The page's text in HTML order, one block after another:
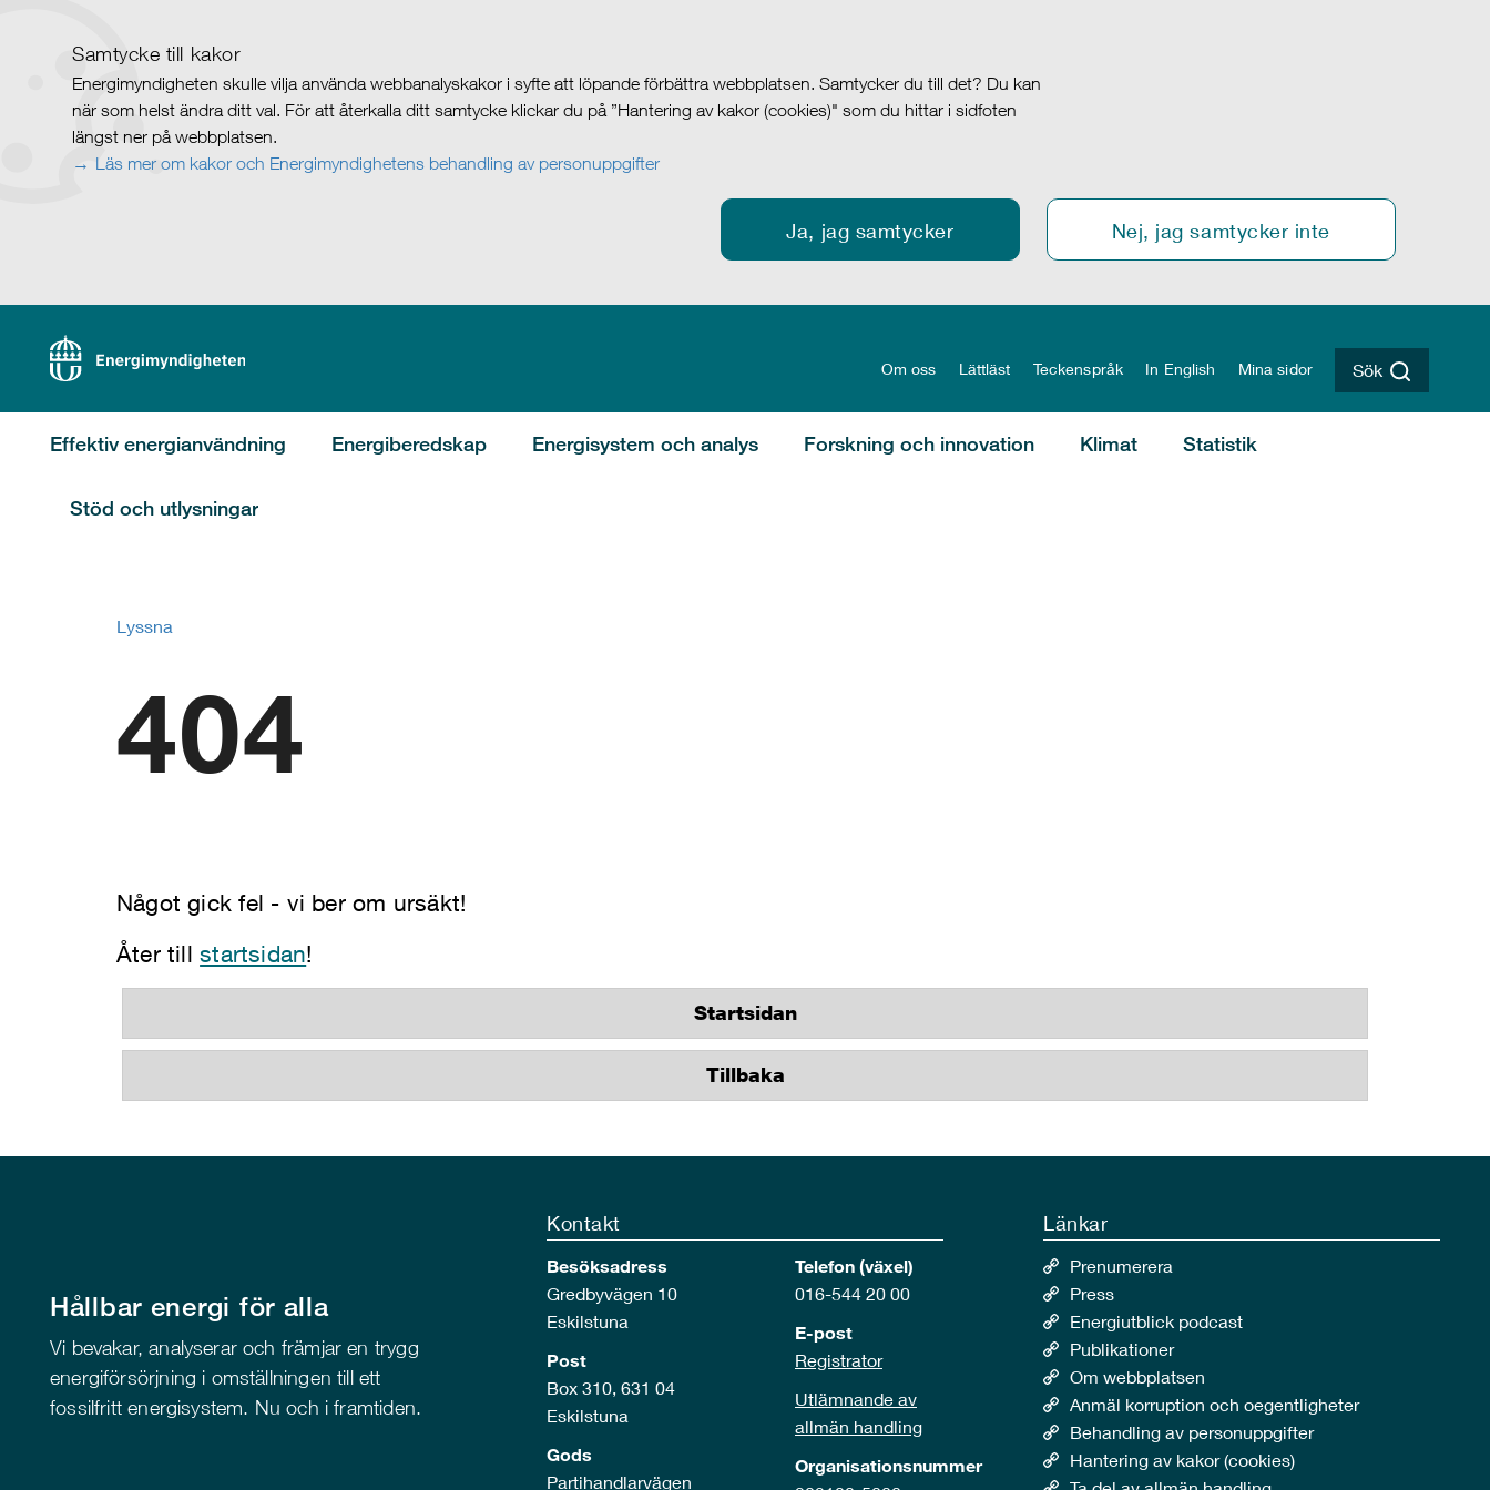
Samtycke till kakor
Energimyndigheten skulle vilja använda webbanalyskakor i syfte att löpande förbättra webbplatsen. Samtycker du till det? Du kan
när som helst ändra ditt val. För att återkalla ditt samtycke klickar du på ”Hantering av kakor (cookies)" som du hittar i sidfoten
längst ner på webbplatsen.
Läs mer om kakor och Energimyndighetens behandling av personuppgifter
Ja, jag samtycker Nej, jag samtycker inte
Om oss Lättläst Teckenspråk In English Mina sidor Sök
Effektiv energianvändning Energiberedskap Energisystem och analys Forskning och innovation Klimat Statistik
Stöd och utlysningar
Lyssna
404
Något gick fel - vi ber om ursäkt!
Åter tillstartsidan!
Startsidan
Tillbaka
Hållbar energi för alla
Vi bevakar, analyserar och främjar en trygg
energiförsörjning i omställningen till ett
fossilfritt energisystem. Nu och i framtiden.
Kontakt
Besöksadress
Gredbyvägen 10
Eskilstuna
Post
Box 310, 631 04
Eskilstuna
Gods
Partihandlarvägen
Telefon (växel)
016-544 20 00
E-post
Registrator
Utlämnande av
allmän handling
Organisationsnummer
Länkar
Prenumerera
Press
Energiutblick podcast
Publikationer
Om webbplatsen
Anmäl korruption och oegentligheter
Behandling av personuppgifter
Hantering av kakor (cookies)